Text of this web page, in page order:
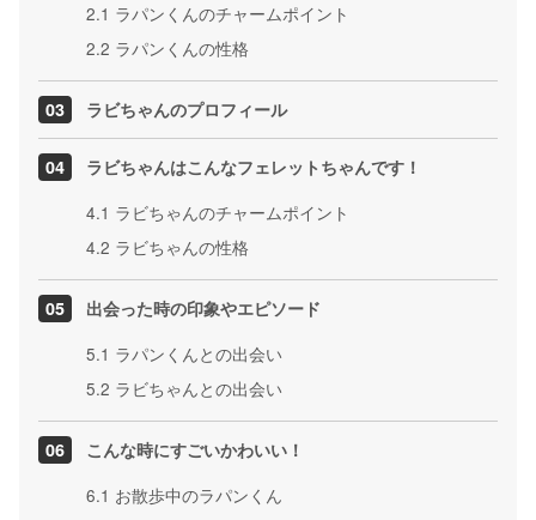
2.1 ラパンくんのチャームポイント
2.2 ラパンくんの性格
ラビちゃんのプロフィール
ラビちゃんはこんなフェレットちゃんです！
4.1 ラビちゃんのチャームポイント
4.2 ラビちゃんの性格
出会った時の印象やエピソード
5.1 ラパンくんとの出会い
5.2 ラビちゃんとの出会い
こんな時にすごいかわいい！
6.1 お散歩中のラパンくん